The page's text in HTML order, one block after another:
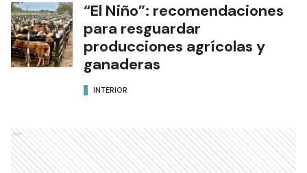
“El Niño”: recomendaciones
para resguardar
producciones agrícolas y
ganaderas
INTERIOR
Ads